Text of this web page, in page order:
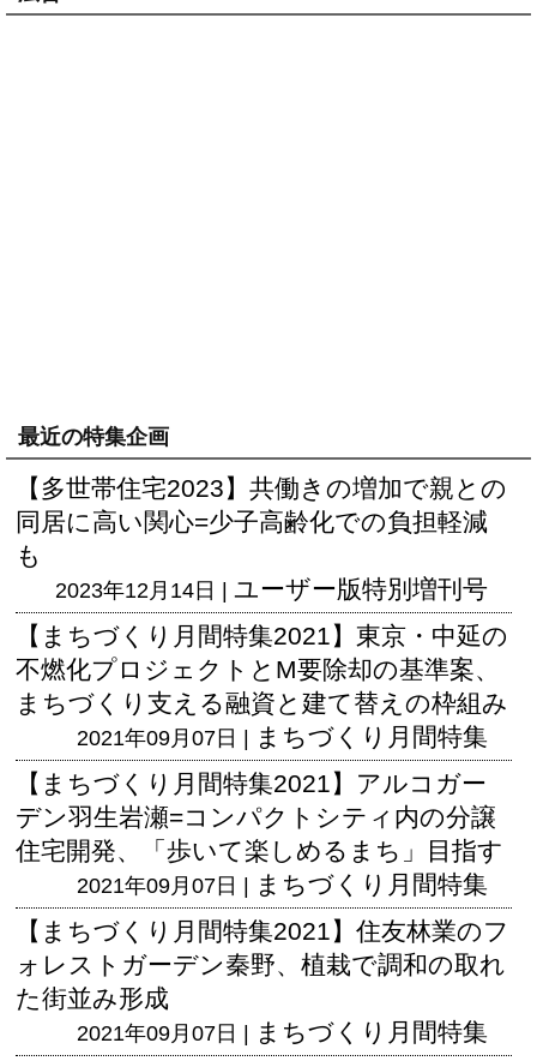
最近の特集企画
【多世帯住宅2023】共働きの増加で親との
同居に高い関心=少子高齢化での負担軽減
も
2023年12月14日 | ユーザー版特別増刊号
【まちづくり月間特集2021】東京・中延の
不燃化プロジェクトとM要除却の基準案、
まちづくり支える融資と建て替えの枠組み
2021年09月07日 | まちづくり月間特集
【まちづくり月間特集2021】アルコガー
デン羽生岩瀬=コンパクトシティ内の分譲
住宅開発、「歩いて楽しめるまち」目指す
2021年09月07日 | まちづくり月間特集
【まちづくり月間特集2021】住友林業のフ
ォレストガーデン秦野、植栽で調和の取れ
た街並み形成
2021年09月07日 | まちづくり月間特集